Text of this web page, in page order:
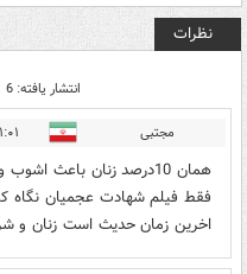
نظرات
انتشار یافته: 6
مجتبی ۲۱:۰۱ -
همان 10درصد زنان باعث
فقط فیلم شهادت عجمیان نگاه
اخرین زمان حدیث است زنان و